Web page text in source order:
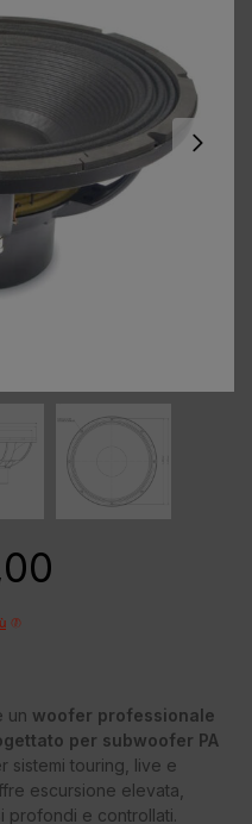
un woofer professionale
per subwoofer PA
sistemi touring, live e
escursione elevata,
profondi e controllati.